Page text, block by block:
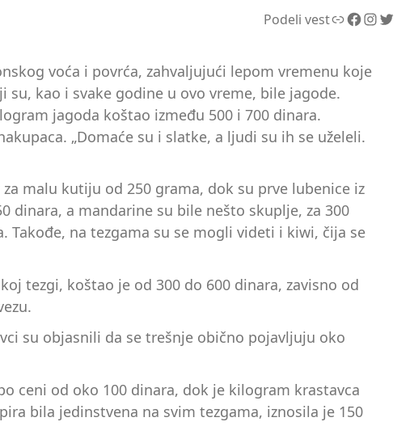
Podeli vestLink Facebook InstagramTwitter
voća i povrća, zahvaljujući lepom vremenu koje
kao i svake godine u ovo vreme, bile jagode.
jagoda koštao između 500 i 700 dinara.
„Domaće su i slatke, a ljudi su ih se uželeli.
malu kutiju od 250 grama, dok su prve lubenice iz
dinara, a mandarine su bile nešto skuplje, za 300
Takođe, na tezgama su se mogli videti i kiwi, čija se
tezgi, koštao je od 300 do 600 dinara, zavisno od
su objasnili da se trešnje obično pojavljuju oko
ceni od oko 100 dinara, dok je kilogram krastavca
bila jedinstvena na svim tezgama, iznosila je 150